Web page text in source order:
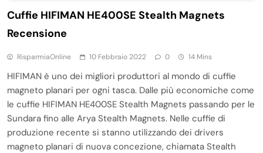
Cuffie HIFIMAN HE400SE Stealth Magnets
Recensione
RisparmiaOnline 10 Febbraio 2022 0 14 Mins
HIFIMAN è uno dei migliori produttori al mondo di cuffie
magneto planari per ogni tasca. Dalle più economiche come
le cuffie HIFIMAN HE400SE Stealth Magnets passando per le
Sundara fino alle Arya Stealth Magnets. Nelle cuffie di
produzione recente si stanno utilizzando dei drivers
magneto planari di nuova concezione, chiamata Stealth